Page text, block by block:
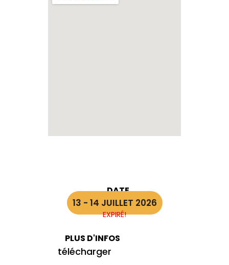
DATE
13 - 14 JUILLET 2026
EXPIRÉ!
PLUS D'INFOS
télécharger